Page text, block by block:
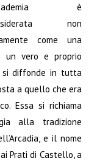
è
non
come una
un vero e proprio
si diffonde in tutta
a quello che era
Essa si richiama
alla tradizione
e il nome
Prati di Castello, a